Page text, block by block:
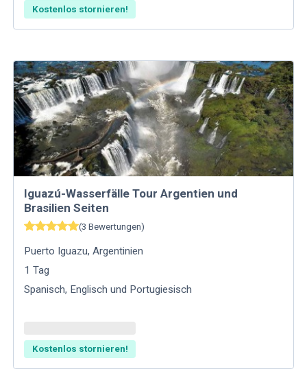
Kostenlos stornieren!
Iguazú-Wasserfälle Tour Argentien und
Brasilien Seiten
(3 Bewertungen)
Puerto Iguazu,Argentinien
1 Tag
Spanisch, Englisch und Portugiesisch
Kostenlos stornieren!